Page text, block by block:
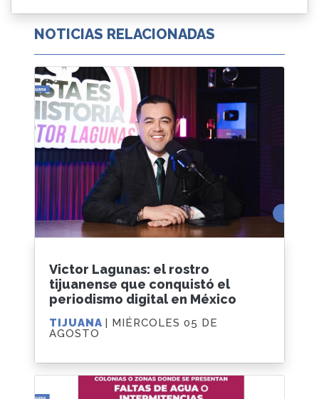
NOTICIAS RELACIONADAS
Victor Lagunas: el rostro
tijuanense que conquistó el
periodismo digital en México
TIJUANA | MIÉRCOLES 05 DE
AGOSTO